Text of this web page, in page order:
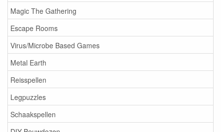
Magic The Gathering
Escape Rooms
Virus/Microbe Based Games
Metal Earth
Reisspellen
Legpuzzles
Schaakspellen